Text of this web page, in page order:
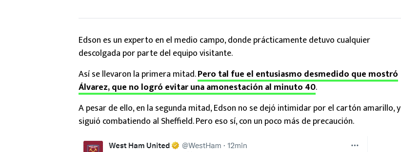
Edson es un experto en el medio campo, donde prácticamente detuvo cualquier
descolgada por parte del equipo visitante.
Así se llevaron la primera mitad.Pero tal fue el entusiasmo desmedido que mostró
Álvarez, que no logró evitar una amonestación al minuto 40.
A pesar de ello, en la segunda mitad, Edson no se dejó intimidar por el cartón amarillo, y
siguió combatiendo al Sheffield. Pero eso sí, con un poco más de precaución.